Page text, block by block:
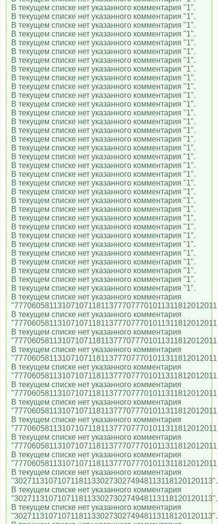
В текущем списке нет указанного комментария "1".
В текущем списке нет указанного комментария "1".
В текущем списке нет указанного комментария "1".
В текущем списке нет указанного комментария "1".
В текущем списке нет указанного комментария "1".
В текущем списке нет указанного комментария "1".
В текущем списке нет указанного комментария "1".
В текущем списке нет указанного комментария "1".
В текущем списке нет указанного комментария "1".
В текущем списке нет указанного комментария "1".
В текущем списке нет указанного комментария "1".
В текущем списке нет указанного комментария "1".
В текущем списке нет указанного комментария "1".
В текущем списке нет указанного комментария "1".
В текущем списке нет указанного комментария "1".
В текущем списке нет указанного комментария "1".
В текущем списке нет указанного комментария "1".
В текущем списке нет указанного комментария "1".
В текущем списке нет указанного комментария "1".
В текущем списке нет указанного комментария "1".
В текущем списке нет указанного комментария "1".
В текущем списке нет указанного комментария "1".
В текущем списке нет указанного комментария "1".
В текущем списке нет указанного комментария "1".
В текущем списке нет указанного комментария "1".
В текущем списке нет указанного комментария "1".
В текущем списке нет указанного комментария "1".
В текущем списке нет указанного комментария "1".
В текущем списке нет указанного комментария "1".
В текущем списке нет указанного комментария "1".
В текущем списке нет указанного комментария "1".
В текущем списке нет указанного комментария "1".
В текущем списке нет указанного комментария "1".
В текущем списке нет указанного комментария
В текущем списке нет указанного комментария
В текущем списке нет указанного комментария
В текущем списке нет указанного комментария
В текущем списке нет указанного комментария
В текущем списке нет указанного комментария
В текущем списке нет указанного комментария
В текущем списке нет указанного комментария
В текущем списке нет указанного комментария
В текущем списке нет указанного комментария
В текущем списке нет указанного комментария
"3027113107107118113302730274948113118120120113".
В текущем списке нет указанного комментария
"3027113107107118113302730274948113118120120113".
В текущем списке нет указанного комментария
"3027113107107118113302730274948113118120120113".